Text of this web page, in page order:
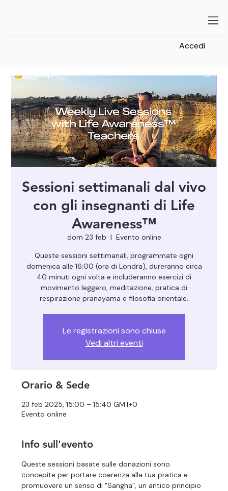
Accedi
Sessioni settimanali dal vivo
con gli insegnanti di Life
Awareness™
dom 23 feb
  |
Evento online
Queste sessioni settimanali, programmate ogni
domenica alle 16:00 (ora di Londra), dureranno circa
40 minuti ogni volta e includeranno esercizi di
movimento leggero, meditazione, pratica di
respirazione pranayama e filosofia orientale.
Le registrazioni sono chiuse
Vedi altri eventi
Orario & Sede
23 feb 2025, 15:00 – 15:40 GMT+0
Evento online
Info sull'evento
Queste sessioni basate sulle donazioni sono
concepite per portare coerenza alla tua pratica e
promuovere un senso di "Sangha", un antico principio